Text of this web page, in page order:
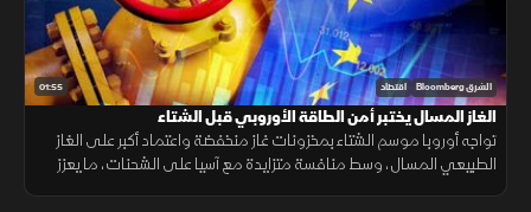
01:55 الشرق Bloomberg اقتصاد
الغاز المسال يختبر أمن الطاقة الأوروبي قبل الشتاء
تواجه أوروبا موسم الشتاء بمخزونات غاز منخفضة واعتماد أكبر على الغاز
الطبيعي المسال، وسط منافسة متزايدة مع آسيا على الشحنات، ما يعزز